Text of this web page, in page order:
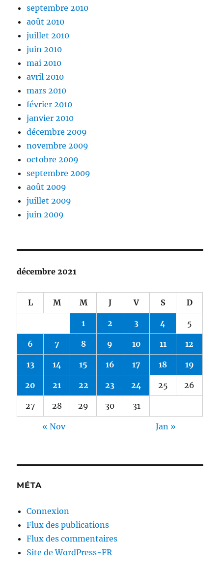
septembre 2010
août 2010
juillet 2010
juin 2010
mai 2010
avril 2010
mars 2010
février 2010
janvier 2010
décembre 2009
novembre 2009
octobre 2009
septembre 2009
août 2009
juillet 2009
juin 2009
décembre 2021
L M M J V S D
1 2 3 4 5
6 7 8 9 10 11 12
13 14 15 16 17 18 19
20 21 22 23 24 25 26
27 28 29 30 31
« Nov Jan »
MÉTA
Connexion
Flux des publications
Flux des commentaires
Site de WordPress-FR